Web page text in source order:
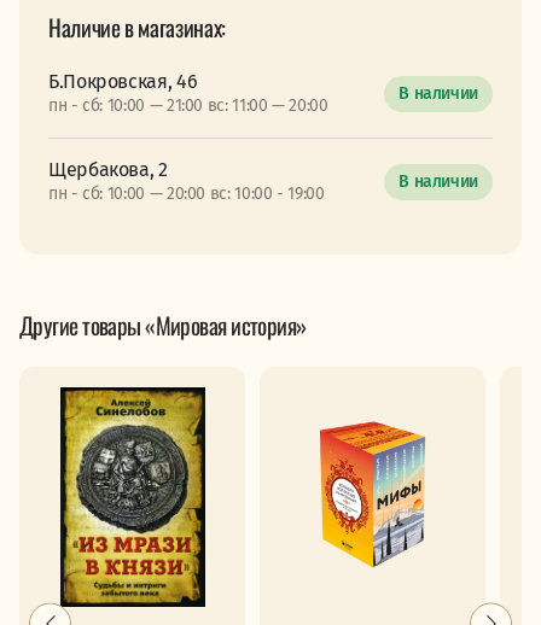
Наличие в магазинах:
Б.Покровская, 46
пн - сб: 10:00 — 21:00 вс: 11:00 — 20:00
В наличии
Щербакова, 2
пн - сб: 10:00 — 20:00 вс: 10:00 - 19:00
В наличии
Другие товары «Мировая история»